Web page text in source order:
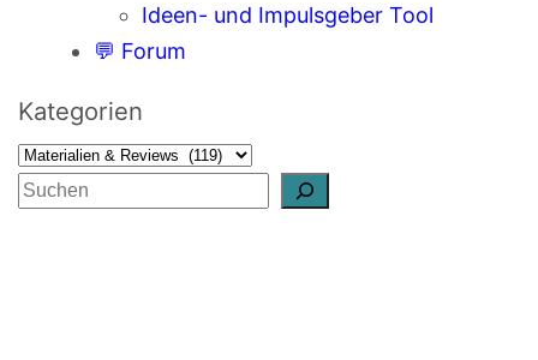
Ideen- und Impulsgeber Tool
💬 Forum
Kategorien
S